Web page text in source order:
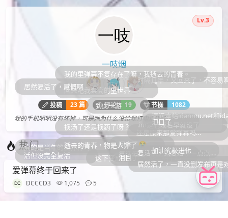
一吱烟
Lv.3
投稿 23 篇 评论 19 节操
1082
我的手机明明没有坏掉，可是她为什么没给我打电话呢？
热门
爱弹幕终于回来了
DCCCD3 1,075 5
还是原来那爱弹幕吗…
.im是老域名早就没了
时隔几年，又回来了，不容易啊
请问本站idanmu.net和idanm…
的爱弹幕吗
泪目了
复活
回来了😭
这下变成表站了，没里站了吗
到此一游
复活但没完全复活
泪目了
逝去的青春，物是人非了
回来吧我崇高的里世界
复活了，只复活了一点点....
换汤了还是换药了呀？
居然活了，一直没删发布页是对的
，感慨啊
我的里弹幕不复存在了嘛，我逝去的青春。
加油究极进化